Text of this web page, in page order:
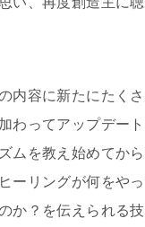
内容に新たにたく
わってアップデー
ムを教え始めてか
ーリングが何をや
か？を伝えられる